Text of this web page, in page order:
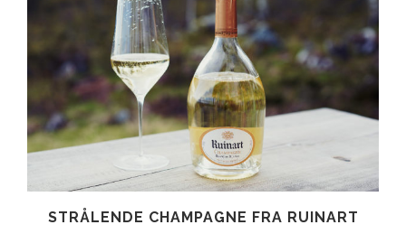
STRÅLENDE CHAMPAGNE FRA RUINART